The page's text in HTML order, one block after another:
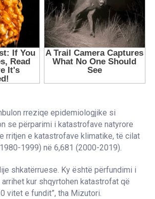
rreziqe epidemiologjike si
se përparimi i katastrofave natyrore
rritjen e katastrofave klimatike, të cilat
1999) në 6,681 (2000-2019).
shkatërruese. Ky është përfundimi i
kur shqyrtohen katastrofat që
vitet e fundit”, tha Mizutori.